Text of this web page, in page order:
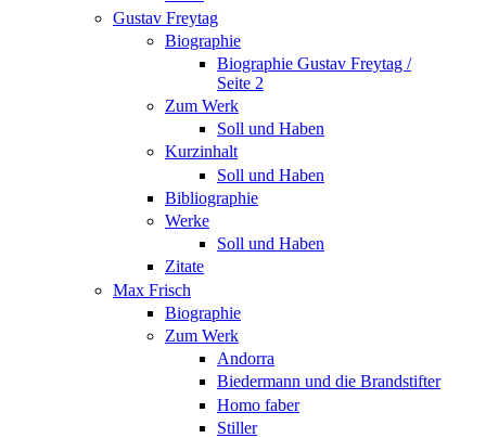
Gustav Freytag
Biographie
Biographie Gustav Freytag /
Seite 2
Zum Werk
Soll und Haben
Kurzinhalt
Soll und Haben
Bibliographie
Werke
Soll und Haben
Zitate
Max Frisch
Biographie
Zum Werk
Andorra
Biedermann und die Brandstifter
Homo faber
Stiller